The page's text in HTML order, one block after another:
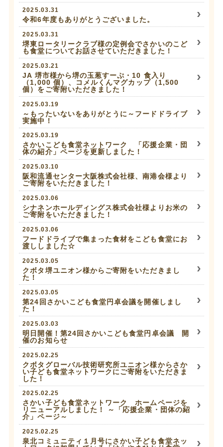
2025.03.31
令和6年度もありがとうございました。
2025.03.31
堺東ロータリークラブ様の定例会でさかいのこど
も食堂についてお話させていただきました！
2025.03.21
JA 堺市様から堺の玉葱すーぷ・10 食入り
（1,000 個）、コメルくんマグカップ（1,500
個）をご寄附いただきました！
2025.03.19
～もったいないをありがとうに～フードドライブ
実施中！
2025.03.19
さかいこども食堂ネットワーク 「応援企業・団
体の紹介」ページを更新しました！
2025.03.10
阪和流通センター大阪株式会社様、南港会様より
ご寄附をいただきました！
2025.03.06
シナネンホールディングス株式会社様よりお米の
ご寄附をいただきました！
2025.03.06
フードドライブで集まった食材をこども食堂にお
渡ししました☆
2025.03.05
クボタ堺ユニオン様からご寄附をいただきまし
た！
2025.03.05
第24回さかいこども食堂円卓会議を開催しまし
た！
2025.03.03
明日開催！第24回さかいこども食堂円卓会議 開
催のお知らせ
2025.02.25
クボタグローバル技術研究所ユニオン様からさか
い子ども食堂ネットワークにご寄附をいただきま
した！
2025.02.25
さかい子ども食堂ネットワーク ホームページを
リニューアルしました！ ～「応援企業・団体の紹
介」ページ～
2025.02.25
泉北コミュニティ１月号にさかい子ども食堂ネッ